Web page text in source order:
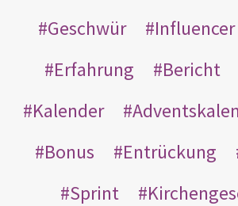
Geschwür
Influencer
Erfahrung
Bericht
Kalender
Bonus
Entrückung
Sprint